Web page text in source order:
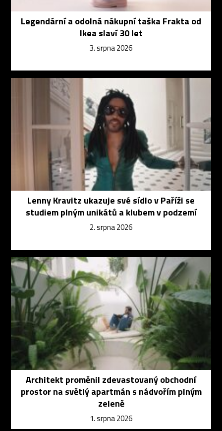
Legendární a odolná nákupní taška Frakta od
Ikea slaví 30 let
3. srpna 2026
Lenny Kravitz ukazuje své sídlo v Paříži se
studiem plným unikátů a klubem v podzemí
2. srpna 2026
Architekt proměnil zdevastovaný obchodní
prostor na světlý apartmán s nádvořím plným
zeleně
1. srpna 2026